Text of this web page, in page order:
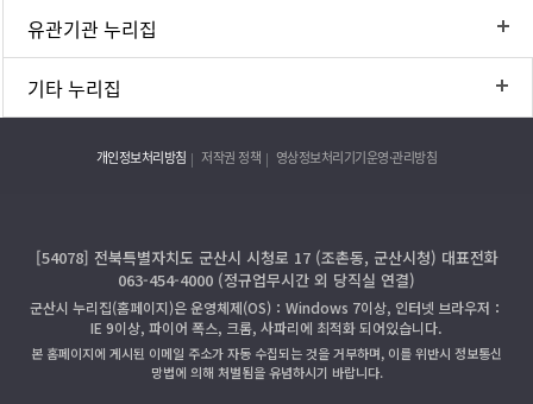
유관기관 누리집
기타 누리집
개인정보처리방침 저작권 정책 영상정보처리기기운영·관리방침
[54078] 전북특별자치도 군산시 시청로 17 (조촌동, 군산시청) 대표전화
063-454-4000 (정규업무시간 외 당직실 연결)
군산시 누리집(홈페이지)은 운영체제(OS)：Windows 7이상, 인터넷 브라우저：
IE 9이상, 파이어 폭스, 크롬, 사파리에 최적화 되어있습니다.
본 홈페이지에 게시된 이메일 주소가 자동 수집되는 것을 거부하며, 이를 위반시 정보통신
망법에 의해 처벌됨을 유념하시기 바랍니다.